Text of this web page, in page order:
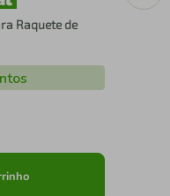
Raquete de